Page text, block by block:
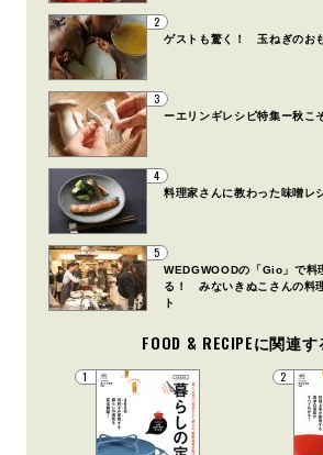
2
ゲストも驚く！ 玉ねぎのお
3
ーエリンギレシピ特集ー秋こ
4
料理家さんに教わった味噌レ
5
WEDGWOODの「Gio」で料
る！ みないきぬこさんの料
ト
FOOD & RECIPEに関連
1 2